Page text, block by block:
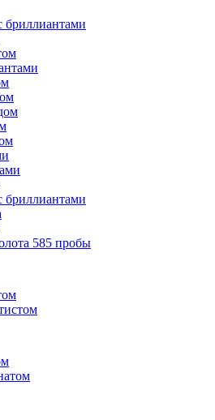
бриллиантами
бриллиантами
585 пробы